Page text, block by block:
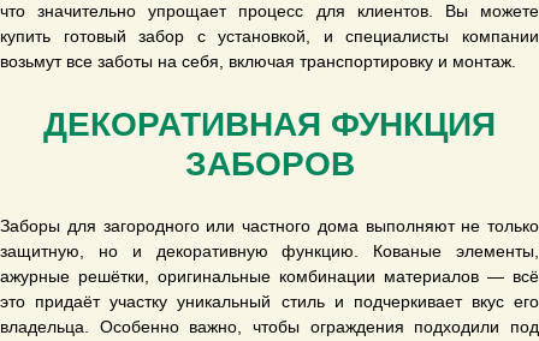
что значительно упрощает процесс для клиентов. Вы можете
купить готовый забор с установкой, и специалисты компании
возьмут все заботы на себя, включая транспортировку и монтаж.
ДЕКОРАТИВНАЯ ФУНКЦИЯ
ЗАБОРОВ
Заборы для загородного или частного дома выполняют не только
защитную, но и декоративную функцию. Кованые элементы,
ажурные решётки, оригинальные комбинации материалов — всё
это придаёт участку уникальный стиль и подчеркивает вкус его
владельца. Особенно важно, чтобы ограждения подходили под